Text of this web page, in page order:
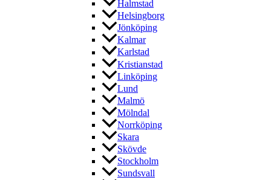
Halmstad
Helsingborg
Jönköping
Kalmar
Karlstad
Kristianstad
Linköping
Lund
Malmö
Mölndal
Norrköping
Skara
Skövde
Stockholm
Sundsvall